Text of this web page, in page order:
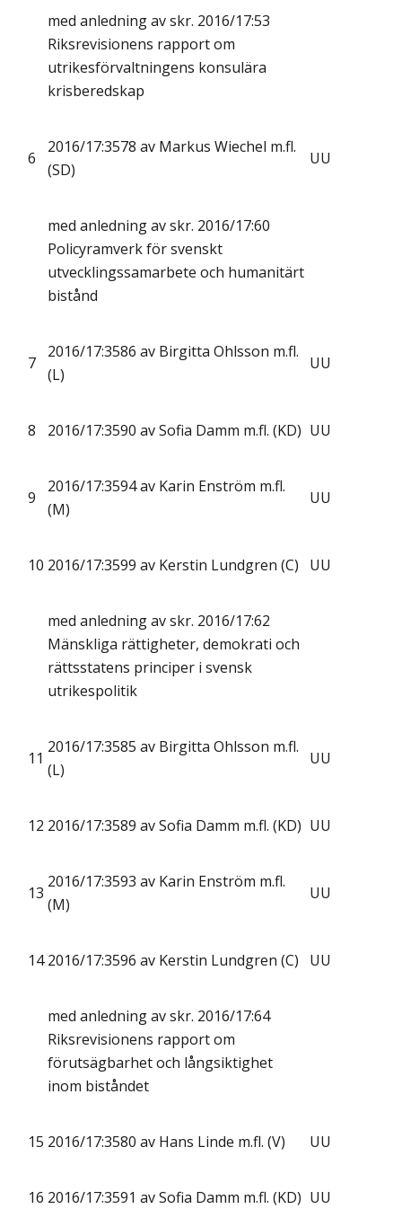
med anledning av skr. 2016/17:53
Riksrevisionens rapport om
utrikesförvaltningens konsulära
krisberedskap
6
2016/17:3578 av Markus Wiechel m.fl.
(SD)
UU
med anledning av skr. 2016/17:60
Policyramverk för svenskt
utvecklingssamarbete och humanitärt
bistånd
7
2016/17:3586 av Birgitta Ohlsson m.fl.
(L)
UU
8 2016/17:3590 av Sofia Damm m.fl. (KD) UU
9
2016/17:3594 av Karin Enström m.fl.
(M)
UU
10 2016/17:3599 av Kerstin Lundgren (C) UU
med anledning av skr. 2016/17:62
Mänskliga rättigheter, demokrati och
rättsstatens principer i svensk
utrikespolitik
11
2016/17:3585 av Birgitta Ohlsson m.fl.
(L)
UU
12 2016/17:3589 av Sofia Damm m.fl. (KD) UU
13
2016/17:3593 av Karin Enström m.fl.
(M)
UU
14 2016/17:3596 av Kerstin Lundgren (C) UU
med anledning av skr. 2016/17:64
Riksrevisionens rapport om
förutsägbarhet och långsiktighet
inom biståndet
15 2016/17:3580 av Hans Linde m.fl. (V) UU
16 2016/17:3591 av Sofia Damm m.fl. (KD) UU